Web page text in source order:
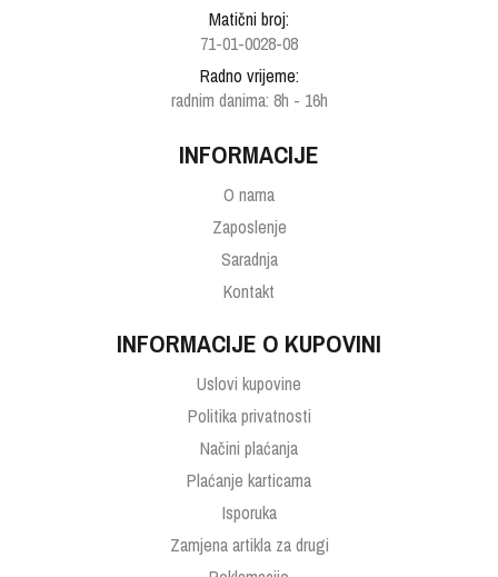
Matični broj:
71-01-0028-08
Radno vrijeme:
radnim danima: 8h - 16h
INFORMACIJE
O nama
Zaposlenje
Saradnja
Kontakt
INFORMACIJE O KUPOVINI
Uslovi kupovine
Politika privatnosti
Načini plaćanja
Plaćanje karticama
Isporuka
Zamjena artikla za drugi